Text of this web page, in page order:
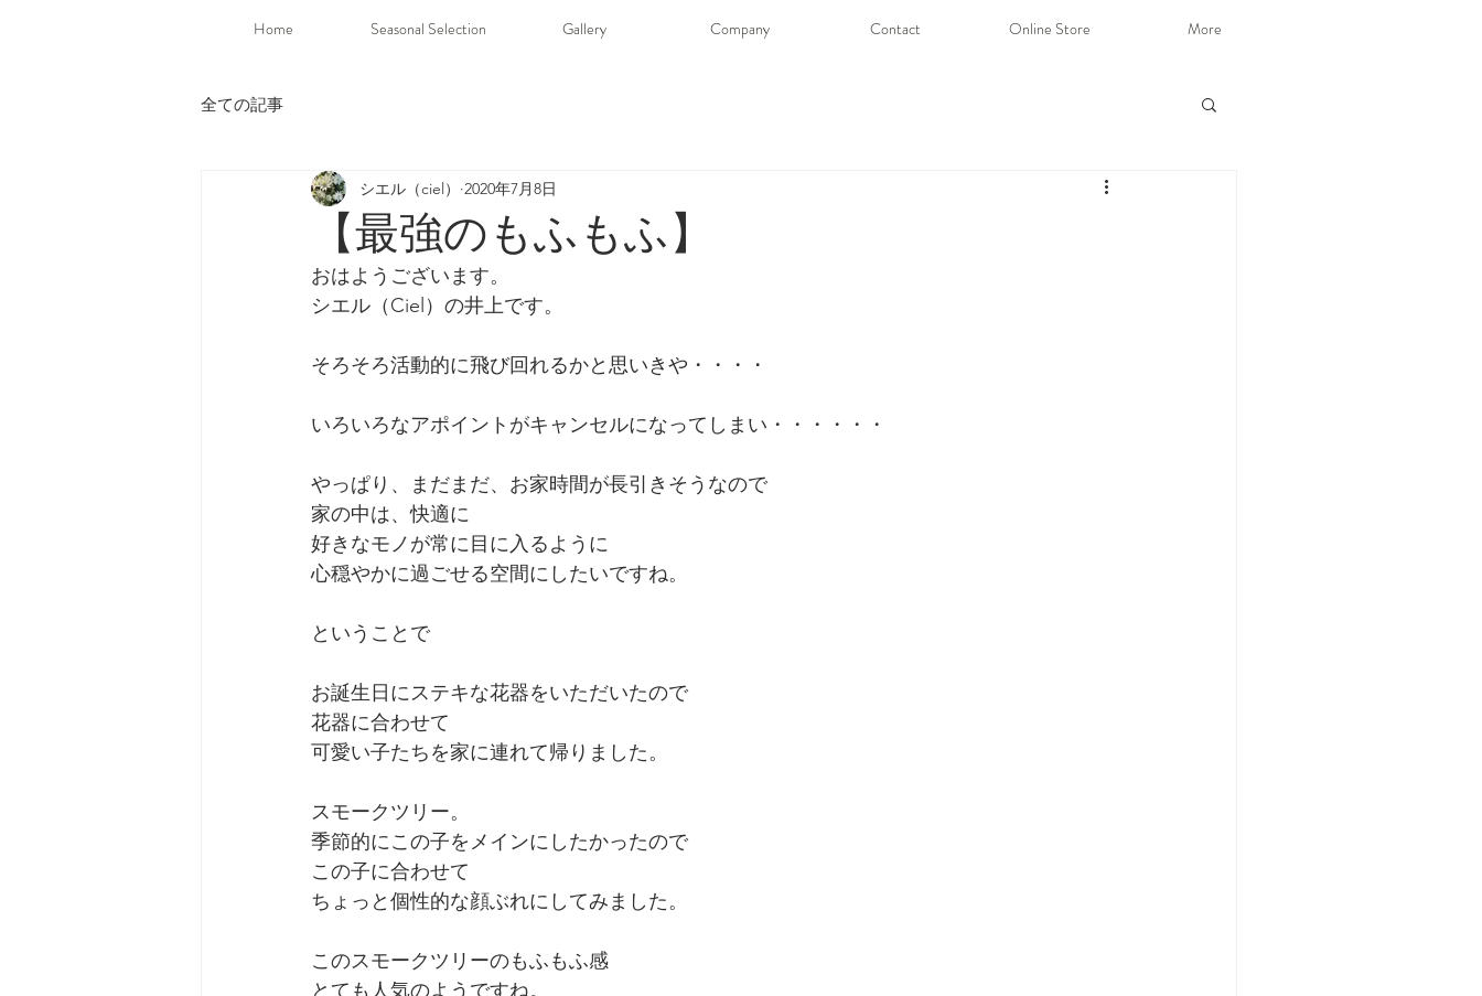
Home Seasonal Selection Gallery Company Contact Online Store More
全ての記事
【最強のもふもふ】
シエル（ciel） 2020年7月8日
おはようございます。
シエル（Ciel）の井上です。
そろそろ活動的に飛び回れるかと思いきや・・・・
いろいろなアポイントがキャンセルになってしまい・・・・・・
やっぱり、まだまだ、お家時間が長引きそうなので
家の中は、快適に
好きなモノが常に目に入るように
心穏やかに過ごせる空間にしたいですね。
ということで
お誕生日にステキな花器をいただいたので
花器に合わせて
可愛い子たちを家に連れて帰りました。
スモークツリー。
季節的にこの子をメインにしたかったので
この子に合わせて
ちょっと個性的な顔ぶれにしてみました。
このスモークツリーのもふもふ感
とても人気のようですね。